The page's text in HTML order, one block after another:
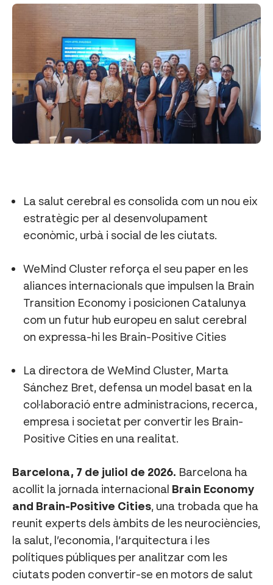
La salut cerebral es consolida com un nou eix
estratègic per al desenvolupament
econòmic, urbà i social de les ciutats.
WeMind Cluster reforça el seu paper en les
aliances internacionals que impulsen la Brain
Transition Economy i posicionen Catalunya
com un futur hub europeu en salut cerebral
on expressa-hi les Brain-Positive Cities
La directora de WeMind Cluster, Marta
Sánchez Bret, defensa un model basat en la
col·laboració entre administracions, recerca,
empresa i societat per convertir les Brain-
Positive Cities en una realitat.
Barcelona, 7 de juliol de 2026. Barcelona ha
acollit la jornada internacional Brain Economy
and Brain-Positive Cities, una trobada que ha
reunit experts dels àmbits de les neurociències,
la salut, l’economia, l’arquitectura i les
polítiques públiques per analitzar com les
ciutats poden convertir-se en motors de salut